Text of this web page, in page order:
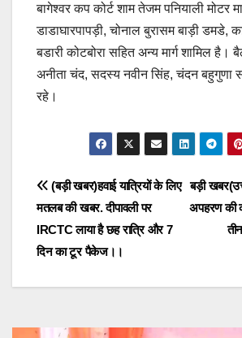
बागेश्वर कप कोर्ट शाम तेजम पनियाली मोटर
डाडाघारपापड़ी, चोनाल बुरासम बाड़ी डमडे,
बडारी कोटबोरा सहित अन्य मार्ग शामिल है।
अनीता चंद, सदस्य नवीन सिंह, चंदन बहुगुणा
रहे।
Post
navigation
बड़ी
अपहरण की
(बड़ी खबर)हवाई यात्रियों के लिए
मतलब की खबर. दीपावली पर
IRCTC लाया है छह रात्रि और 7
दिन का टूर पैकेज।।